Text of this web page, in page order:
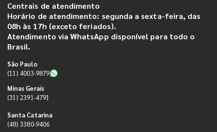
Centrais de atendimento
Horário de atendimento: segunda a sexta-feira, das
08h às 17h (exceto feriados).
Atendimento via WhatsApp disponível para todo o
Brasil.
São Paulo
(11) 4003-9879
Minas Gerais
(31) 2391-4791
Santa Catarina
(48) 3380-9406